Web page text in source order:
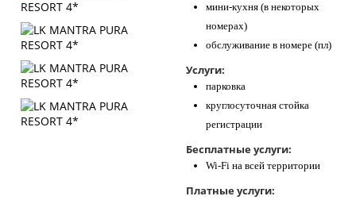
мини-кухня (в некоторых
номерах)
обслуживание в номере (пл)
Услуги:
парковка
круглосуточная стойка
регистрации
Бесплатные услуги:
Wi-Fi на всей территории
Платные услуги: